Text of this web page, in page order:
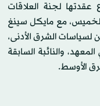
لجنة العلاقات
مع مايكل سينغ
لسياسات الشرق الأدنى،
والنائبة السابقة
الأوسط.